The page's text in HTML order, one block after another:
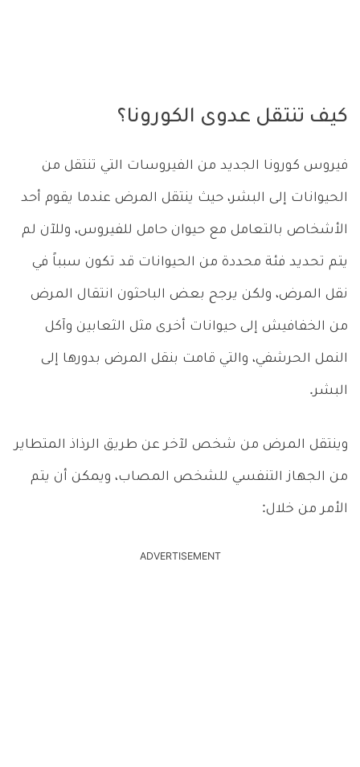
كيف تنتقل عدوى الكورونا؟
فيروس كورونا الجديد من الفيروسات التي تنتقل من
الحيوانات إلى البشر، حيث ينتقل المرض عندما يقوم أحد
الأشخاص بالتعامل مع حيوان حامل للفيروس، وللآن لم
يتم تحديد فئة محددة من الحيوانات قد تكون سبباً في
نقل المرض، ولكن يرجح بعض الباحثون انتقال المرض
من الخفافيش إلى حيوانات أخرى مثل الثعابين وآكل
النمل الحرشفي، والتي قامت بنقل المرض بدورها إلى
البشر.
وينتقل المرض من شخص لآخر عن طريق الرذاذ المتطاير
من الجهاز التنفسي للشخص المصاب، ويمكن أن يتم
الأمر من خلال:
ADVERTISEMENT